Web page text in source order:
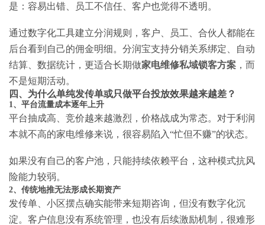
是：容易出错、员工不信任、客户也觉得不透明。
通过数字化工具建立分润规则，客户、员工、合伙人都能在
后台看到自己的佣金明细。分润宝支持分销关系绑定、自动
结算、数据统计，更适合长期做家电维修私域锁客方案 ，而
不是短期活动。
四、为什么单纯发传单或只做平台投放效果越来越差？
1、平台流量成本逐年上升
平台抽成高、竞价越来越激烈，价格战成为常态。对于利润
本就不高的家电维修来说，很容易陷入“忙但不赚”的状态。
如果没有自己的客户池，只能持续依赖平台，这种模式抗风
险能力较弱。
2、传统地推无法形成长期资产
发传单、小区摆点确实能带来短期咨询，但没有数字化沉
淀。客户信息没有系统管理，也没有后续激励机制，很难形